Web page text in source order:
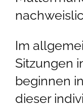
Im
Sitzungen
beginnen
dieser